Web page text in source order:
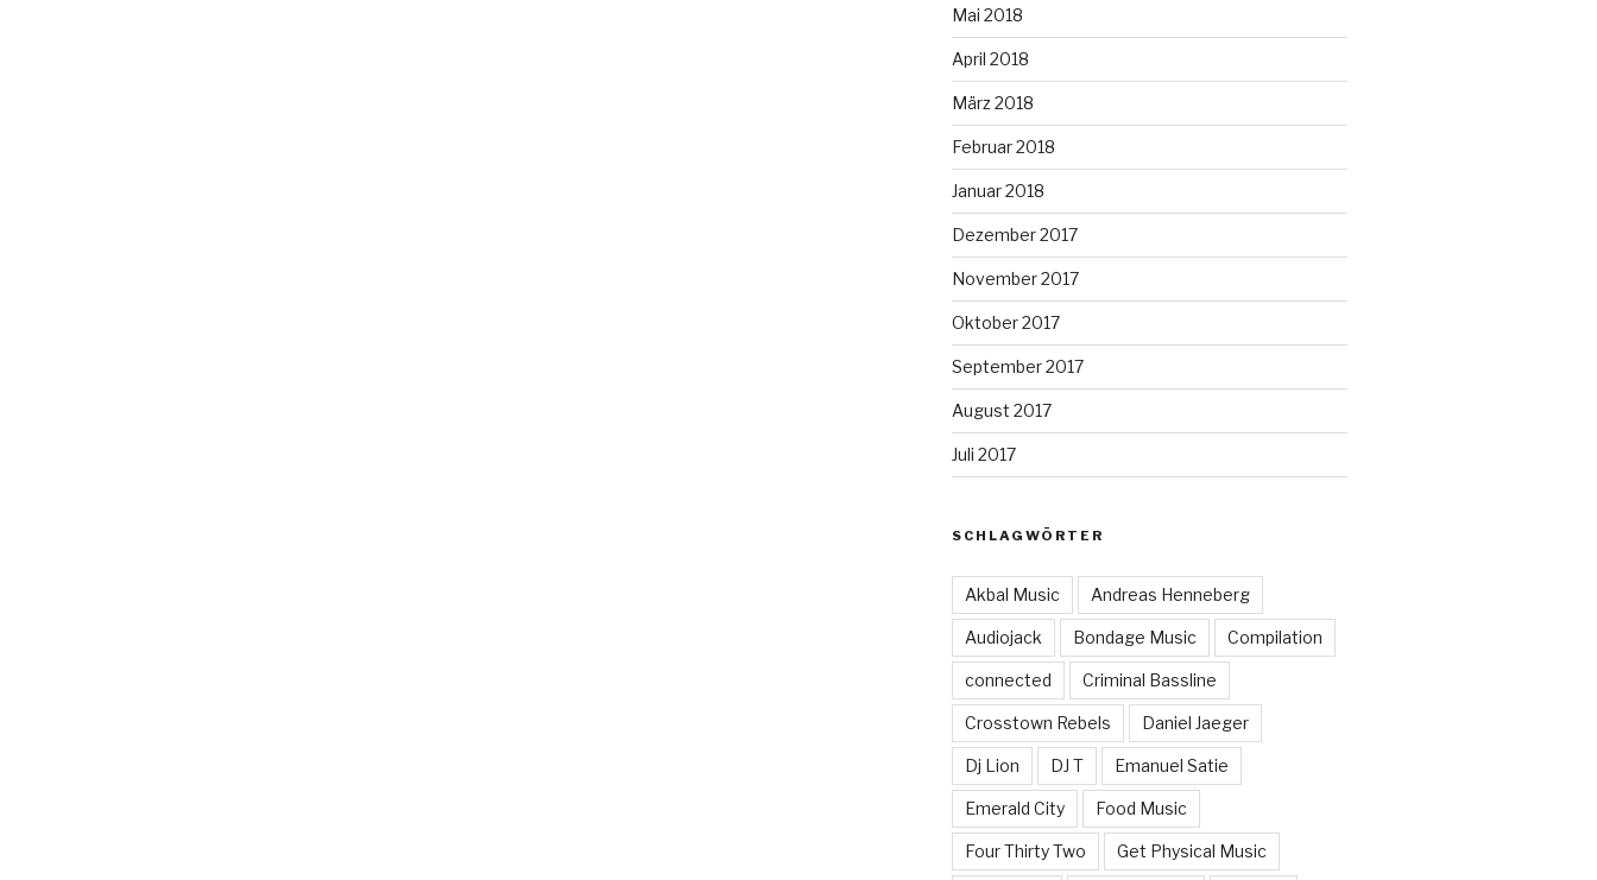
Mai 2018
April 2018
März 2018
Februar 2018
Januar 2018
Dezember 2017
November 2017
Oktober 2017
September 2017
August 2017
Juli 2017
SCHLAGWÖRTER
Akbal Music Andreas Henneberg
Audiojack Bondage Music Compilation
connected Criminal Bassline
Crosstown Rebels Daniel Jaeger
Dj Lion DJ T Emanuel Satie
Emerald City Food Music
Four Thirty Two Get Physical Music